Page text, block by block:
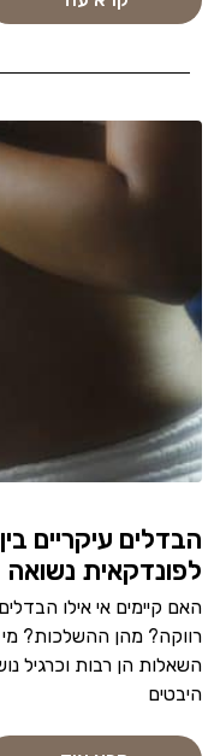
הבדלים עיקריים
לפונדקאית נשואה
האם קיימים אי אילו
רווקה? מהן ההשלכות?
השאלות הן רבות וכרגיל
היבטים